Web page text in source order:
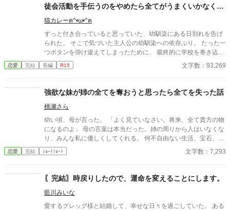
徒会活動を手伝うのをやめたら全てがうまくいかなくな
り幼馴染も病んだ
猫カレーฅ^•ω•^ฅ
ずっと付き合っていると思っていた、幼馴染にある日別れを告げ
られた。 そこで気づいた主人公の幼馴染への依存ぶり。 たった一
つボタンを掛け違えてしまったために、 最終的に学校を巻き込む
大事件に発展していく。 主人公は幼馴染を取り戻すことが出来る
のか！？
恋愛 完結 長編 R15 文字数：93,269
強欲な妹が姉の全てを奪おうと思ったら全てを失った話
桃瀬さら
幼い頃、母が言った。 「よく見ていなさい。将来、全て貴方の物
になるのよ」 母の言葉は本当だった。姉の周りから人はいなくな
り、みんな私に優しくしてくれる。 何不自由ない生活、宝石、ド
レスを手に入れた。惨めな姉に残ったのは婚約者だけ。 私は姉の
全てを奪いたかった。 それなのに、どうして私はこんな目にあっ
恋愛 完結 ｼｮｰﾄｼｮｰﾄ 文字数：7,293
〖完結〗時戻りしたので、運命を変えることにします。
藍川みいな
愛するグレッグ様と結婚して、幸せな日々を過ごしていた。 ある